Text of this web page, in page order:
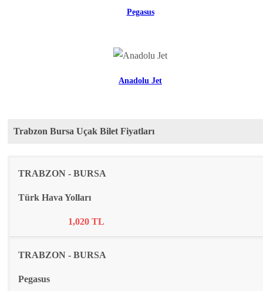
Pegasus
Anadolu Jet
Trabzon Bursa Uçak Bilet Fiyatları
Rota Firma Fiyat
TRABZON - BURSA
Türk Hava Yolları
1,020 TL
TRABZON - BURSA
Pegasus